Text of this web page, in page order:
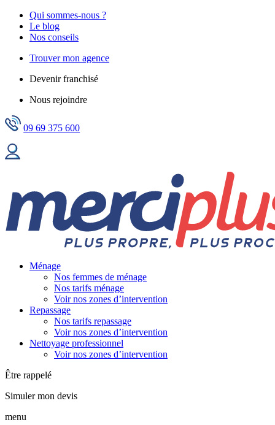
Qui sommes-nous ?
Le blog
Nos conseils
Trouver mon agence
Devenir franchisé
Nous rejoindre
09 69 375 600
Ménage
Nos femmes de ménage
Nos tarifs ménage
Voir nos zones d’intervention
Repassage
Nos tarifs repassage
Voir nos zones d’intervention
Nettoyage professionnel
Voir nos zones d’intervention
Être rappelé
Simuler mon devis
menu